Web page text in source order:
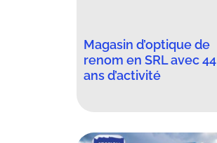
Magasin d’optique de
renom en SRL avec 44
ans d’activité